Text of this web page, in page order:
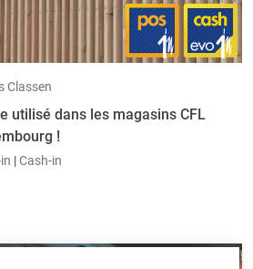
Classen
utilisé dans les magasins CFL
!
|Cash-in